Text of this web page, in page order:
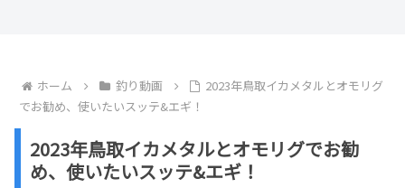
ホーム 釣り動画
2023年鳥取イカメタルとオモリグ
でお勧め、使いたいスッテ&エギ！
2023年鳥取イカメタルとオモリグでお勧
め、使いたいスッテ&エギ！